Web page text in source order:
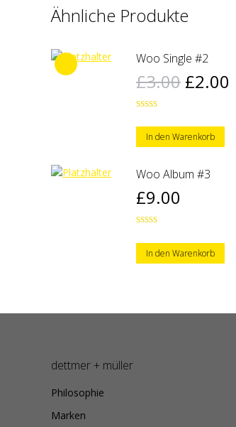
Ähnliche Produkte
Woo Single #2
£3.00
war:
£3.00
£2.00
mit4.50
von 5In den Warenkorb
Woo Album #3
£9.00
3.00In den Warenkorb
dettmer + müller
Philosophie
Marken